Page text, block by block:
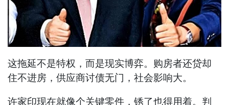
这拖延不是特权，而是现实博弈。购房者还贷却
住不进房，供应商讨债无门，社会影响大。
许家印现在就像个关键零件，锈了也得用着。判